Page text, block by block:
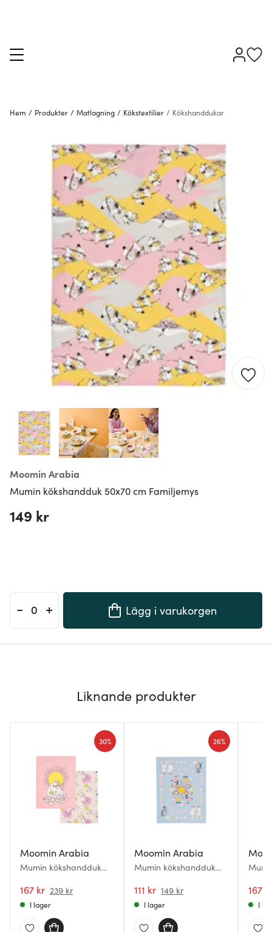
Hem / Produkter / Matlagning / Kökstextilier / Kökshanddukar
Moomin Arabia
Mumin kökshandduk 50x70 cm Familjemys
149 kr
- + Lägg i varukorgen
Liknande produkter
Moomin Arabia
Mumin kökshandduk
Förälskade
167 kr 239 kr
30%
I lager
Moomin Arabia
Mumin kökshandduk
111 kr 149 kr
26%
I lager
167
I